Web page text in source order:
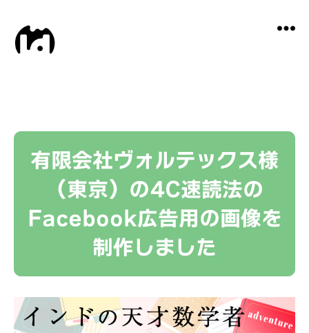
有限会社ヴォルテックス様
（東京）の4C速読法の
Facebook広告用の画像を
制作しました